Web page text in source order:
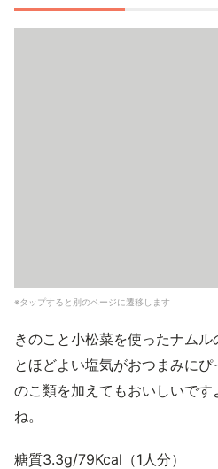
※タップすると別のページに遷移します
きのこと小松菜を使ったナム
とほどよい塩気がおつまみに
のこ類を加えてもおいしいで
ね。
糖質3.3g/79Kcal（1人分）